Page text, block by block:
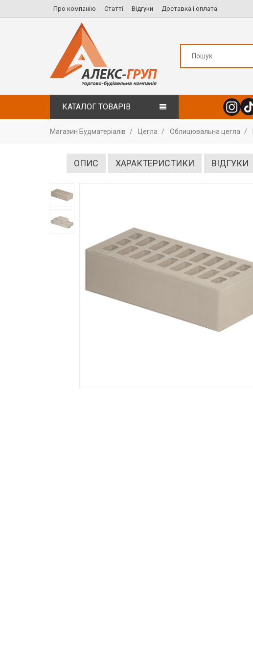
Про компанію Статті Відгуки Доставка і оплата
КАТАЛОГ ТОВАРІВ
Магазин Будматеріалів Цегла Облицювальна цегла
ОПИС ХАРАКТЕРИСТИКИ ВІДГУКИ